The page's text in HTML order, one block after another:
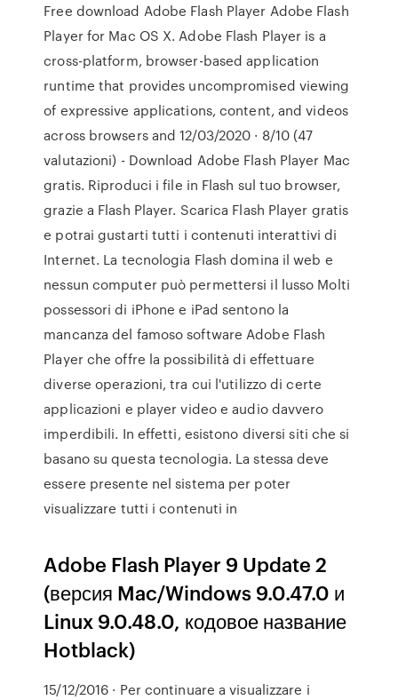
Free download Adobe Flash Player Adobe Flash
Player for Mac OS X. Adobe Flash Player is a
cross-platform, browser-based application
runtime that provides uncompromised viewing
of expressive applications, content, and videos
across browsers and 12/03/2020 · 8/10 (47
valutazioni) - Download Adobe Flash Player Mac
gratis. Riproduci i file in Flash sul tuo browser,
grazie a Flash Player. Scarica Flash Player gratis
e potrai gustarti tutti i contenuti interattivi di
Internet. La tecnologia Flash domina il web e
nessun computer può permettersi il lusso Molti
possessori di iPhone e iPad sentono la
mancanza del famoso software Adobe Flash
Player che offre la possibilità di effettuare
diverse operazioni, tra cui l'utilizzo di certe
applicazioni e player video e audio davvero
imperdibili. In effetti, esistono diversi siti che si
basano su questa tecnologia. La stessa deve
essere presente nel sistema per poter
visualizzare tutti i contenuti in
Adobe Flash Player 9 Update 2
(версия Mac/Windows 9.0.47.0 и
Linux 9.0.48.0, кодовое название
Hotblack)
15/12/2016 · Per continuare a visualizzare i